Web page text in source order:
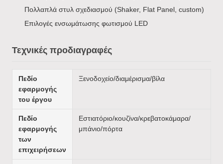
Πολλαπλά στυλ σχεδιασμού (Shaker, Flat Panel, custom)
Επιλογές ενσωμάτωσης φωτισμού LED
Τεχνικές προδιαγραφές
Πεδίο
εφαρμογής
του έργου
Ξενοδοχείο/διαμέρισμα/βίλα
Πεδίο
εφαρμογής
των
επιχειρήσεων
Εστιατόριο/κουζίνα/κρεβατοκάμαρα/
μπάνιο/πόρτα